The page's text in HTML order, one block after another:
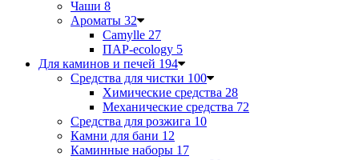
Чаши 8
Ароматы 32
Camylle 27
ПАР-ecology 5
Для каминов и печей 194
Средства для чистки 100
Химические средства 28
Механические средства 72
Средства для розжига 10
Камни для бани 12
Каминные наборы 17